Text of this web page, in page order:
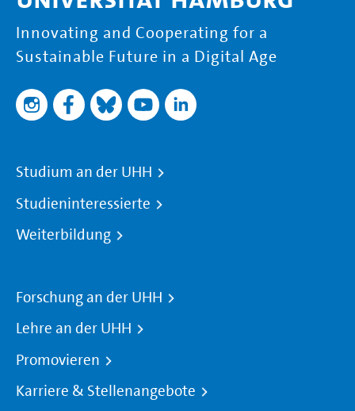
Innovating and Cooperating for a
Sustainable Future in a Digital Age
Studium an der UHH
Studieninteressierte
Weiterbildung
Forschung an der UHH
Lehre an der UHH
Promovieren
Karriere & Stellenangebote